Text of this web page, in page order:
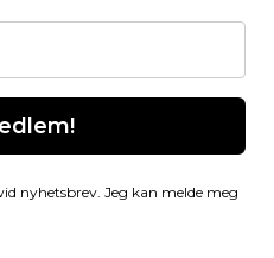
nyhetsbrev. Jeg kan melde meg